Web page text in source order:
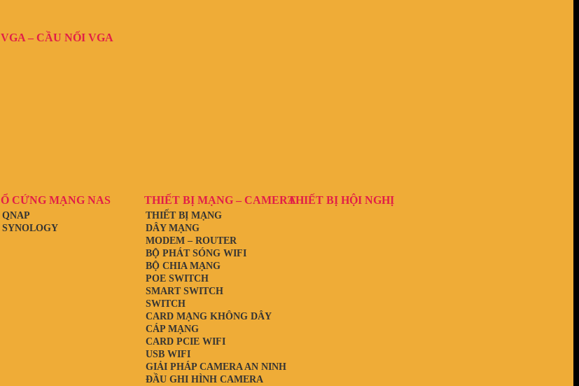
VGA – CẦU NỐI VGA
Ổ CỨNG MẠNG NAS
SYNOLOGY
QNAP
THIẾT BỊ MẠNG – CAMERA
GIẢI PHÁP CAMERA AN NINH
ĐẦU GHI HÌNH CAMERA
THIẾT BỊ MẠNG
CARD MẠNG KHÔNG DÂY
USB WIFI
CARD PCIE WIFI
CÁP MẠNG
BỘ CHIA MẠNG
SWITCH
SMART SWITCH
POE SWITCH
BỘ PHÁT SÓNG WIFI
MODEM – ROUTER
DÂY MẠNG
THIẾT BỊ HỘI NGHỊ